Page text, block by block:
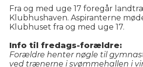
Fra og med uge 17 foregår
Klubhushaven. Aspiranterne
Klubhuset fra og med uge 17.
Info til fredags-forældre:
Forældre henter nøgle til
ved trænerne i svømmehallen i